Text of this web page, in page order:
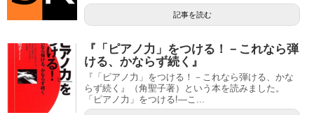
記事を読む
『「ピアノ力」をつける！－これなら弾
ける、かならず続く』
『「ピアノ力」をつける！－これなら弾ける、かな
らず続く』（角聖子著）という本を読みました。
「ピアノ力」をつける!―こ...